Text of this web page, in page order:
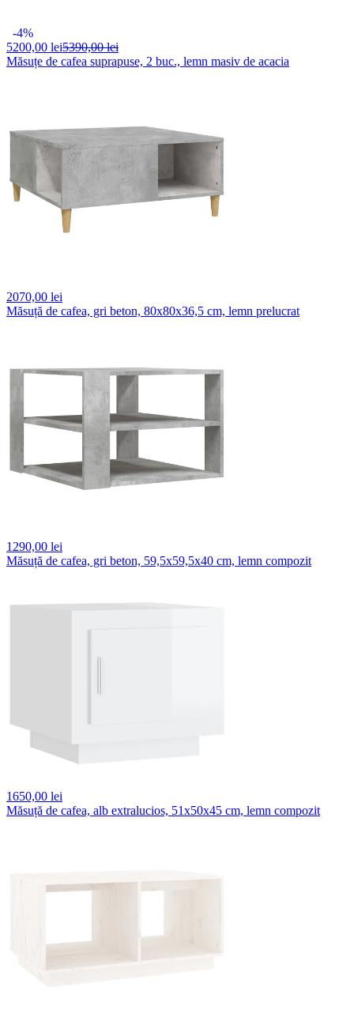
-4%
5200,00 lei5390,00 lei
Măsuțe de cafea suprapuse, 2 buc., lemn masiv de acacia
2070,00 lei
Măsuță de cafea, gri beton, 80x80x36,5 cm, lemn prelucrat
1290,00 lei
Măsuță de cafea, gri beton, 59,5x59,5x40 cm, lemn compozit
1650,00 lei
Măsuță de cafea, alb extralucios, 51x50x45 cm, lemn compozit